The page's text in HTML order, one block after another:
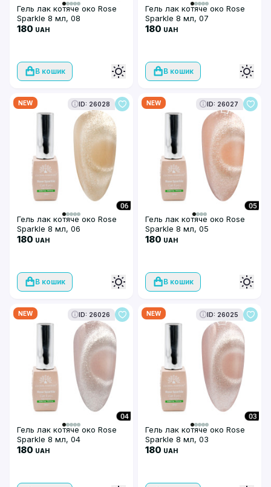
Гель лак котяче око Rose
Sparkle 8 мл, 08
180 UAH
В кошик
Гель лак котяче око Rose
Sparkle 8 мл, 07
180 UAH
В кошик
NEW ID: 26028
Гель лак котяче око Rose
Sparkle 8 мл, 06
180 UAH
В кошик
NEW ID: 26027
Гель лак котяче око Rose
Sparkle 8 мл, 05
180 UAH
В кошик
NEW ID: 26026
Гель лак котяче око Rose
Sparkle 8 мл, 04
180 UAH
NEW ID: 26025
Гель лак котяче око Rose
Sparkle 8 мл, 03
180 UAH